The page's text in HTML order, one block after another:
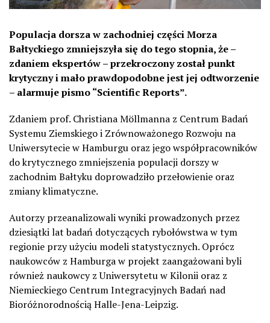
Populacja dorsza w zachodniej części Morza
Bałtyckiego zmniejszyła się do tego stopnia, że –
zdaniem ekspertów – przekroczony został punkt
krytyczny i mało prawdopodobne jest jej odtworzenie
– alarmuje pismo “Scientific Reports”.
Zdaniem prof. Christiana Möllmanna z Centrum Badań
Systemu Ziemskiego i Zrównoważonego Rozwoju na
Uniwersytecie w Hamburgu oraz jego współpracowników
do krytycznego zmniejszenia populacji dorszy w
zachodnim Bałtyku doprowadziło przełowienie oraz
zmiany klimatyczne.
Autorzy przeanalizowali wyniki prowadzonych przez
dziesiątki lat badań dotyczących rybołówstwa w tym
regionie przy użyciu modeli statystycznych. Oprócz
naukowców z Hamburga w projekt zaangażowani byli
również naukowcy z Uniwersytetu w Kilonii oraz z
Niemieckiego Centrum Integracyjnych Badań nad
Bioróżnorodnością Halle-Jena-Leipzig.